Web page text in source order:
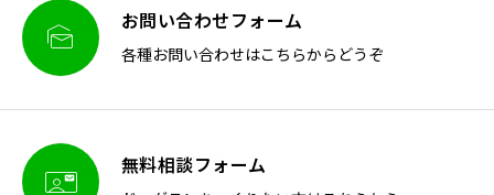
 お問い合わせフォーム
各種お問い合わせはこちらからどうぞ
 無料相談フォーム